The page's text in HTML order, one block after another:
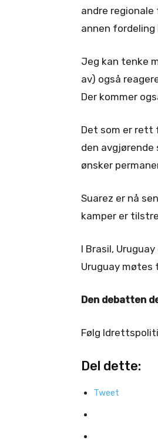
andre
annen
Jeg kan tenke
av) også
Der kommer
Det som er rett
den avgjørende
ønsker
Suarez er nå
kamper er
I Brasil,
Uruguay møtes
Den debatten
Følg
Del dette:
Tweet